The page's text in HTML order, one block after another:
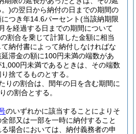
)の翌日から納付の日までの期間の
つき年14.6パーセント(当該納期限
を経過する日までの期間について
の割合を乗じて計算した金額に相当
納付書によって納付しなければな
滞金の額に100円未満の端数があ
円未満であるときは、その端数
捨てるものとする。
りの割合は、閏年の日を含む期間に
の割合とする。
のいずれかに該当することによりそ
部又は一部を一時に納付すること
場合においては、納付義務者の申